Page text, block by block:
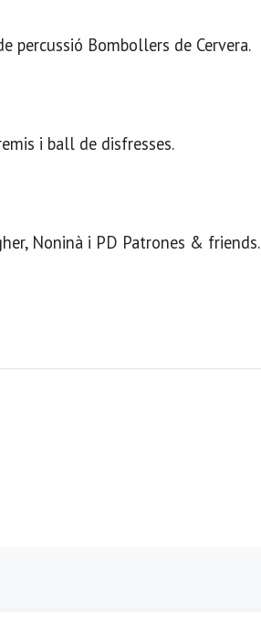
percussió Bombollers de Cervera.
i ball de disfresses.
Noninà i PD Patrones & friends.